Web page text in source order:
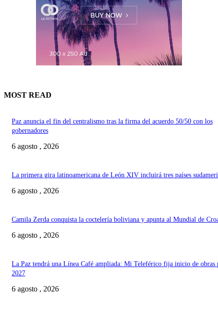
MOST READ
Paz anuncia el fin del centralismo tras la firma del acuerdo 50/50 con los
gobernadores
6 agosto , 2026
La primera gira latinoamericana de León XIV incluirá tres países
6 agosto , 2026
Camila Zerda conquista la coctelería boliviana y apunta al Mundial de
6 agosto , 2026
La Paz tendrá una Línea Café ampliada: Mi Teleférico fija inicio de obras
2027
6 agosto , 2026